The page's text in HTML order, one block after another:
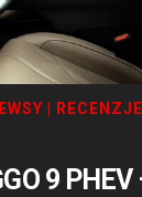
RECENZJE
9 PHEV